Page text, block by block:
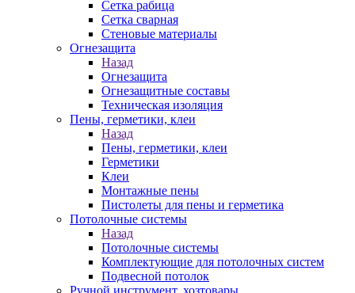
Сетка рабица
Сетка сварная
Стеновые материалы
Огнезащита
Назад
Огнезащита
Огнезащитные составы
Техническая изоляция
Пены, герметики, клеи
Назад
Пены, герметики, клеи
Герметики
Клеи
Монтажные пены
Пистолеты для пены и герметика
Потолочные системы
Назад
Потолочные системы
Комплектующие для потолочных систем
Подвесной потолок
Ручной инструмент, хозтовары